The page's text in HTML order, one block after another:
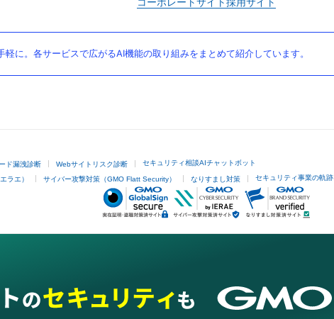
に。各サービスで広がるAI機能の取り組みをまとめて紹介しています。
ド漏洩診断 Webサイトリスク診断 セキュリティ相談AIチャットボット
ラエ） サイバー攻撃対策（GMO Flatt Security） なりすまし対策 セキュリティ事業の軌跡